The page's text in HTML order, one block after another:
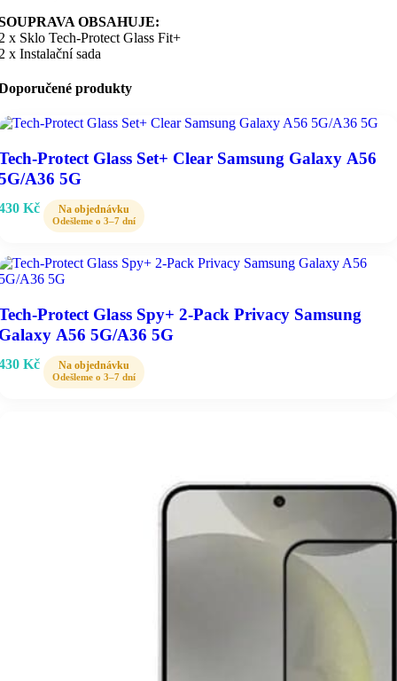
OBSAHUJE:
x Sklo Tech-Protect Glass Fit+
x Instalační sada
produkty
Protect Glass Set+ Clear Samsung Galaxy A56
A36 5G
Kč
Protect Glass Spy+ 2-Pack Privacy Samsung
A56 5G/A36 5G
Kč